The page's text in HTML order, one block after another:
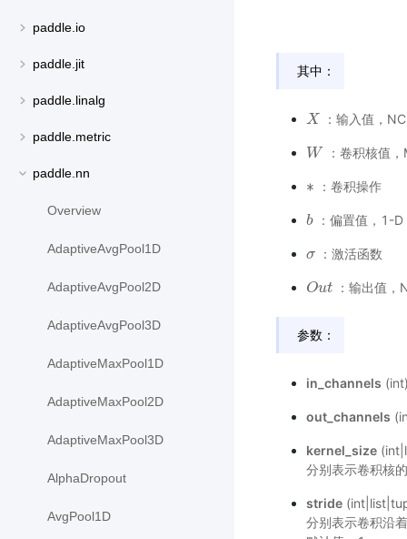
paddle.io
paddle.jit
paddle.linalg
paddle.metric
paddle.nn
Overview
AdaptiveAvgPool1D
AdaptiveAvgPool2D
AdaptiveAvgPool3D
AdaptiveMaxPool1D
AdaptiveMaxPool2D
AdaptiveMaxPool3D
AlphaDropout
AvgPool1D
其中：
X
X ：输入值，
W
W ：卷积核值，
∗
∗ ：卷积操作
b
b：偏置值，1-D
σ
σ ：激活函数
Out
Out ：输出值
参数：
in_channels
out_channels
kernel_size
分别表示卷积核
stride
分别表示卷积沿